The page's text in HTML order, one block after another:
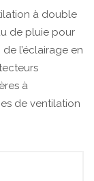
à double
de pluie pour
l’éclairage en
à
de ventilation